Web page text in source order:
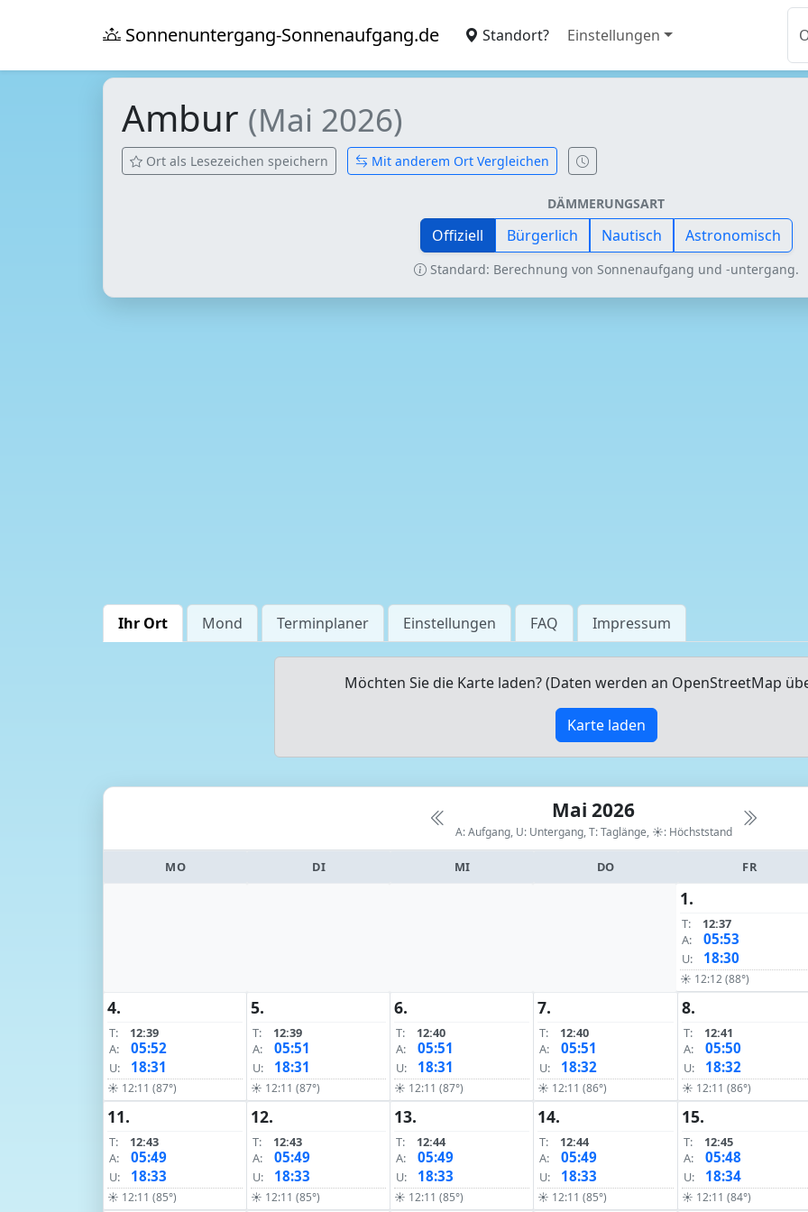
Sonnenuntergang-Sonnenaufgang.de Standort? Einstellungen
Ambur (Mai 2026)
Ort als Lesezeichen speichern Mit anderem Ort Vergleichen
DÄMMERUNGSART
Offiziell Bürgerlich Nautisch Astronomisch
Standard: Berechnung von Sonnenaufgang und -untergang.
Ihr Ort Mond Terminplaner Einstellungen FAQ Impressum
Möchten Sie die Karte laden? (Daten werden an OpenStreetMap
Karte laden
Mai 2026
A: Aufgang, U: Untergang, T: Taglänge, ☀: Höchststand
MO DI MI DO FR
1.
T:
12:37
A:
05:53
U: 18:30
☀ 12:12 (88°)
4.
T:
12:39
A:
05:52
U: 18:31
☀ 12:11 (87°)
5.
T:
12:39
A:
05:51
U: 18:31
☀ 12:11 (87°)
6.
T:
12:40
A:
05:51
U: 18:31
☀ 12:11 (87°)
7.
T:
12:40
A:
05:51
U: 18:32
☀ 12:11 (86°)
8.
T:
12:41
A:
05:50
U: 18:32
☀ 12:11 (86°)
11.
T:
12:43
A:
05:49
U: 18:33
☀ 12:11 (85°)
12.
T:
12:43
A:
05:49
U: 18:33
☀ 12:11 (85°)
13.
T:
12:44
A:
05:49
U: 18:33
☀ 12:11 (85°)
14.
T:
12:44
A:
05:49
U: 18:33
☀ 12:11 (85°)
15.
T:
12:45
A:
05:48
U: 18:34
☀ 12:11 (84°)